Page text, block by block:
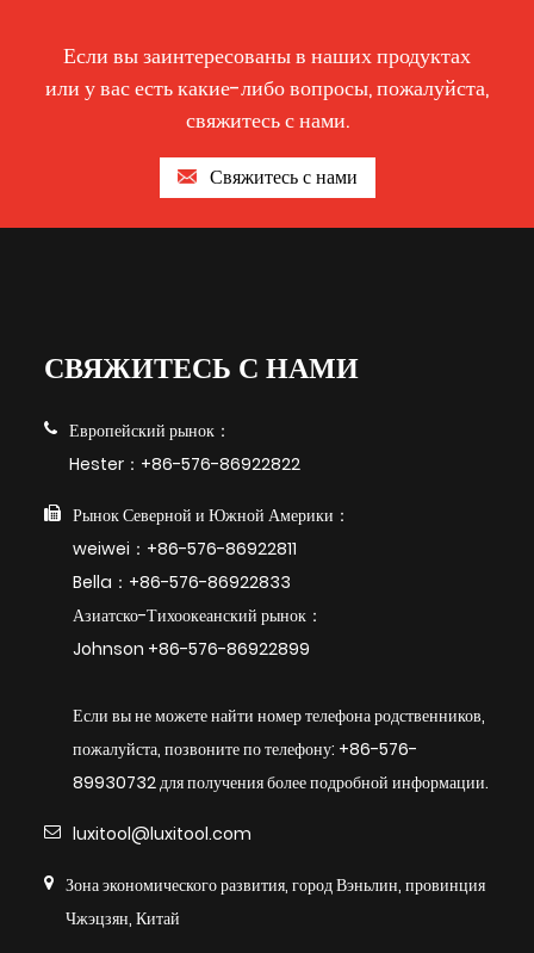
Если вы заинтересованы в наших продуктах
или у вас есть какие-либо вопросы, пожалуйста,
свяжитесь с нами.
Свяжитесь с нами
СВЯЖИТЕСЬ С НАМИ
Европейский рынок：
Hester：+86-576-86922822
Рынок Северной и Южной Америки：
weiwei：+86-576-86922811
Bella：+86-576-86922833
Азиатско-Тихоокеанский рынок：
Johnson +86-576-86922899
Если вы не можете найти номер телефона родственников,
пожалуйста, позвоните по телефону: +86-576-
89930732 для получения более подробной информации.
luxitool@luxitool.com
Зона экономического развития, город Вэньлин, провинция
Чжэцзян, Китай